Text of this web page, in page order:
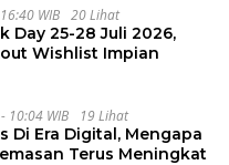
WIB 20 Lihat
Day 25-28 Juli 2026,
Wishlist Impian
10:04 WIB 19 Lihat
Di Era Digital, Mengapa
Terus Meningkat